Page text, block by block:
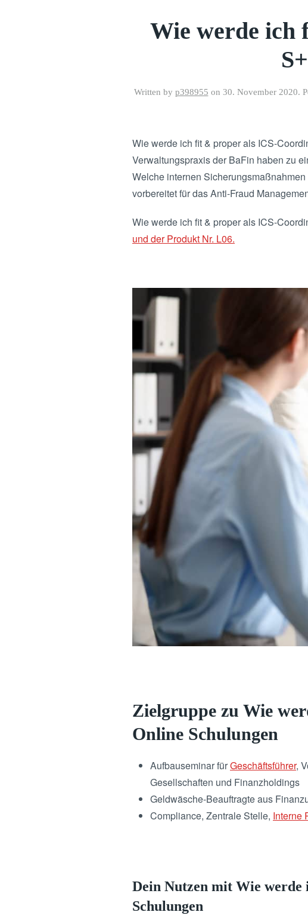
Wie werde ich
Written by p398955 on 30. November 2020.
Wie werde ich fit & proper als ICS-
Verwaltungspraxis der BaFin haben zu
Welche internen
vorbereitet für das Anti-Fraud
Wie werde ich fit & proper als ICS-
und der Produkt Nr. L06.
Zielgruppe zu Wie
Online Schulungen
Aufbauseminar fürGeschäftsführer,
Gesellschaften und Finanzholdings
Geldwäsche-Beauftragte aus
Compliance, Zentrale Stelle, Interne
Dein Nutzen mit Wie
Schulungen